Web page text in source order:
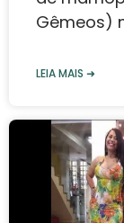
Gêmeos)
LEIA MAIS ➜